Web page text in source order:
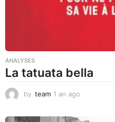
ANALYSES
La tatuata bella
by team 1 an ago